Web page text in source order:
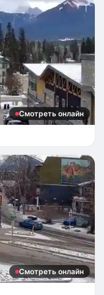
Смотреть онлайн
Смотреть онлайн